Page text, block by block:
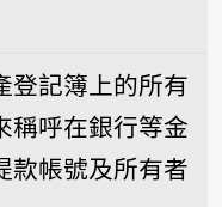
登記簿上的所有
稱呼在銀行等金
款帳號及所有者